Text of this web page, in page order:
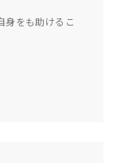
身をも助けるこ